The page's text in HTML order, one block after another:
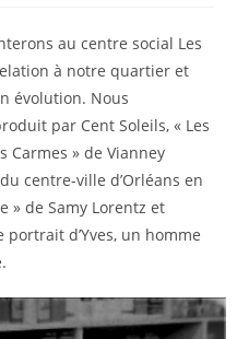
au centre social Les
à notre quartier et
évolution. Nous
par Cent Soleils, « Les
» de Vianney
centre-ville d’Orléans en
» de Samy Lorentz et
d’Yves, un homme